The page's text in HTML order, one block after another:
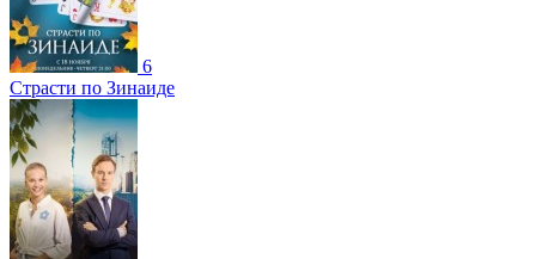
6
Страсти по Зинаиде